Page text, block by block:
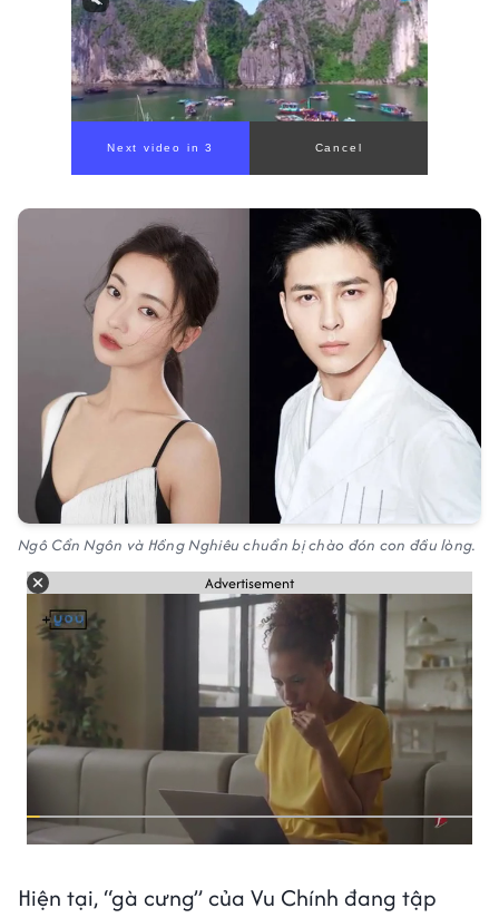
Next video in 1 Cancel
Ngô Cẩn Ngôn và Hồng Nghiêu chuẩn bị chào đón con đầu lòng.
Advertisement
Hiện tại, “gà cưng” của Vu Chính đang tập